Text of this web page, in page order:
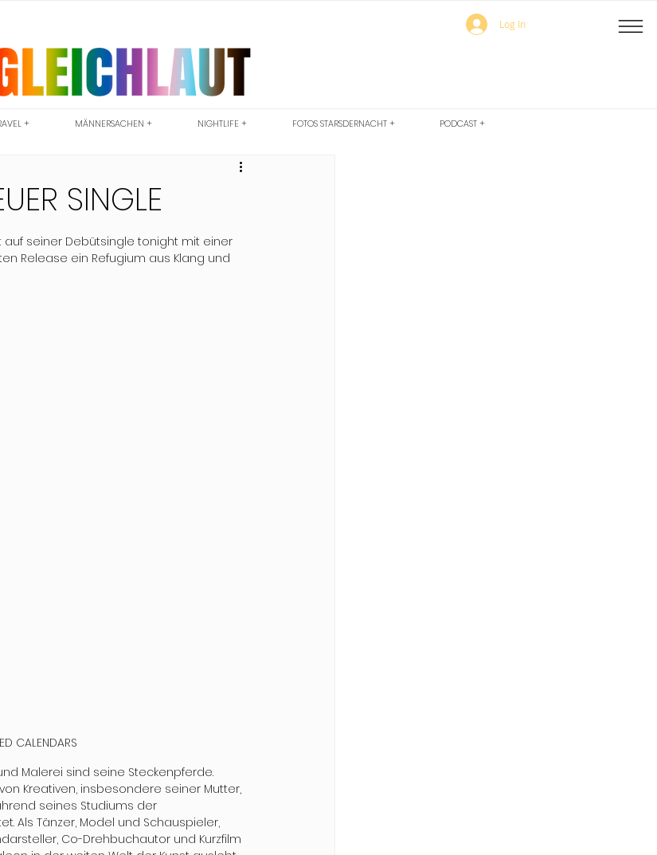
Log In
+ MÄNNERSACHEN + NIGHTLIFE + FOTOS STARSDERNACHT + PODCAST +
SINGLE
auf seiner Debütsingle tonight mit einer
Release ein Refugium aus Klang und
CALENDARS
Malerei sind seine Steckenpferde.
Kreativen, insbesondere seiner Mutter,
seines Studiums der
Als Tänzer, Model und Schauspieler,
Co-Drehbuchautor und Kurzfilm